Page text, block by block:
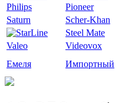
Philips
Pioneer
Saturn
Scher-Khan
Steel Mate
Valeo
Videovox
Емеля
Импортный